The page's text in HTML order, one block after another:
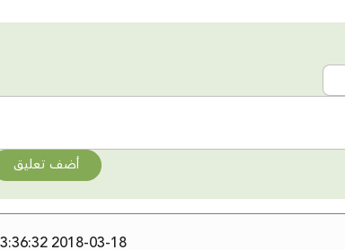
أضف تعليق
2018-03-18 13:36:32